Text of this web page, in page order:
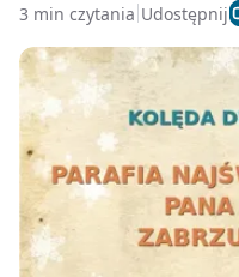
3 min czytania Udostępnij